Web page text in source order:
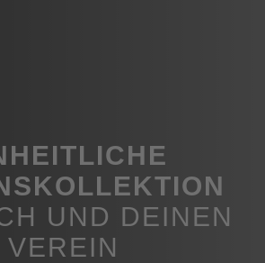
UND DEINEN
VEREIN